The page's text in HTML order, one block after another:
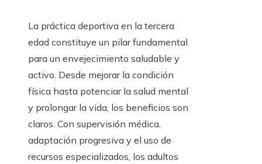
La práctica deportiva en la tercera
edad constituye un pilar fundamental
para un envejecimiento saludable y
activo. Desde mejorar la condición
física hasta potenciar la salud mental
y prolongar la vida, los beneficios son
claros. Con supervisión médica,
adaptación progresiva y el uso de
recursos especializados, los adultos